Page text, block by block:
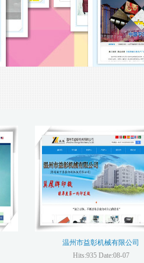
温州市益彰机械有限公司
Hits:935 Date:08-07